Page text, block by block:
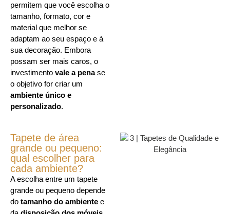
permitem que você escolha o
tamanho, formato, cor e
material que melhor se
adaptam ao seu espaço e à
sua decoração. Embora
possam ser mais caros, o
investimento vale a penase
o objetivo for criar um
ambiente único e
personalizado.
Tapete de área
grande ou pequeno:
qual escolher para
cada ambiente?
A escolha entre um tapete
grande ou pequeno depende
do tamanho do ambiente e